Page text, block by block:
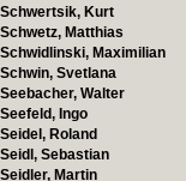
Schwertsik, Kurt
Schwetz, Matthias
Schwidlinski, Maximilian
Schwin, Svetlana
Seebacher, Walter
Seefeld, Ingo
Seidel, Roland
Seidl, Sebastian
Seidler, Martin